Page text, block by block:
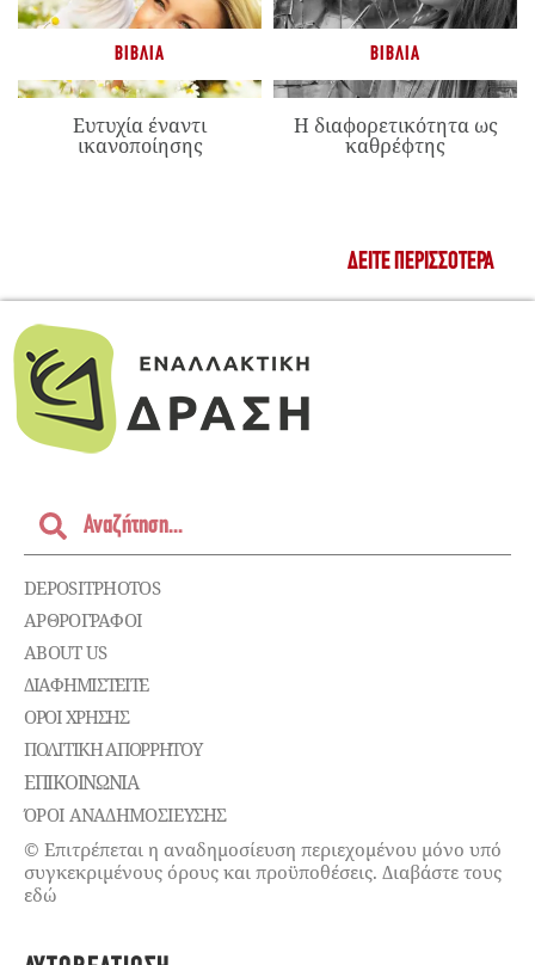
ΒΙΒΛΊΑ
Ευτυχία έναντι
ικανοποίησης
ΒΙΒΛΊΑ
Η διαφορετικότητα ως
καθρέφτης
ΔΕΊΤΕ ΠΕΡΙΣΣΌΤΕΡΑ
DEPOSITPHOTOS
ΑΡΘΡΟΓΡΑΦΟΙ
ABOUT US
ΔΙΑΦΗΜΙΣΤΕΊΤΕ
ΌΡΟΙ ΧΡΉΣΗΣ
ΠΟΛΙΤΙΚΉ ΑΠΟΡΡΉΤΟΥ
ΕΠΙΚΟΙΝΩΝΊΑ
ΌΡΟΙ ΑΝΑΔΗΜΟΣΙΕΥΣΗΣ
© Επιτρέπεται η αναδημοσίευση περιεχομένου μόνο υπό
συγκεκριμένους όρους και προϋποθέσεις. Διαβάστε τους
εδώ